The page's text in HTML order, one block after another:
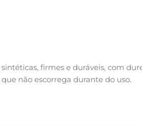
firmes e duráveis, com
não escorrega durante do uso.